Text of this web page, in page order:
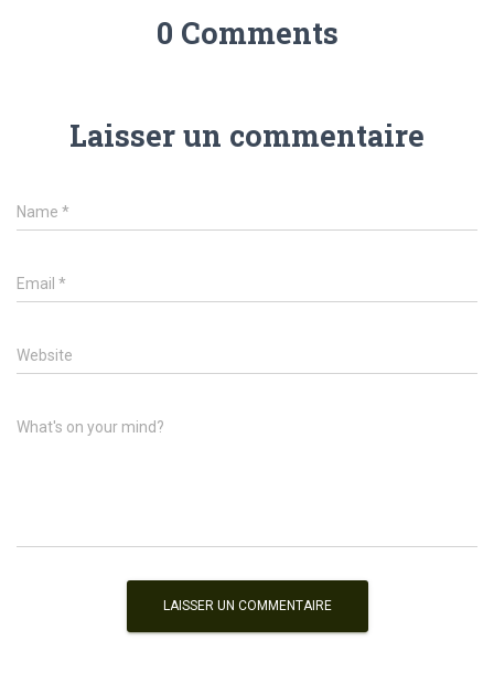
0 Comments
Laisser un commentaire
Name *
Email *
Website
What's on your mind?